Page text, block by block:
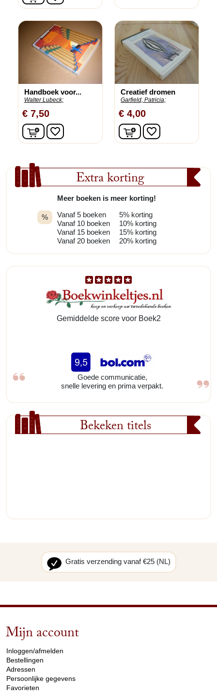
Extra korting
%
Meer boeken is meer korting!
Vanaf 5 boeken
Vanaf 10 boeken
Vanaf 15 boeken
Vanaf 20 boeken
5% korting
10% korting
15% korting
20% korting
Gemiddelde score voor Boek2
Goede communicatie,
snelle levering en prima verpakt.
Bekeken titels
Handboek voor...
Walter Lubeck;
€ 7,50
In winkelwagen
favorite_border
Creatief dromen
Garfield, Patricia;
€ 4,00
In winkelwagen
favorite_border
Gratis verzending vanaf €25 (NL)
Mijn account
Inloggen/afmelden
Bestellingen
Adressen
Persoonlijke gegevens
Favorieten